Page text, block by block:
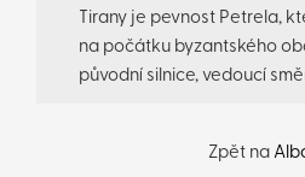
Tirany je pevnost Petrela,
na počátku byzantského
původní silnice, vedoucí
Zpět na